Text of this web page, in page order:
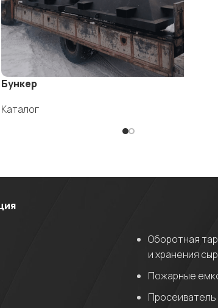
Бункер
Каталог
Оборотная
и хранения
Пожарные